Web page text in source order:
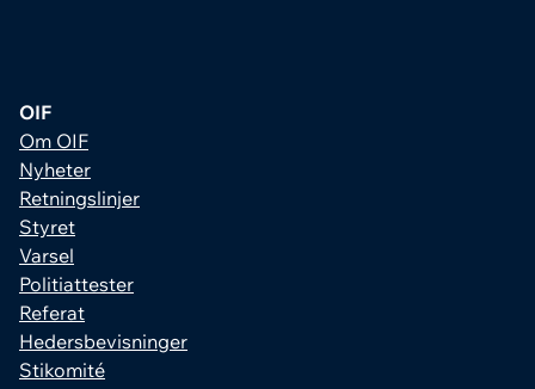
OIF
Om OIF
Nyheter
Retningslinjer
Styret
Varsel
Politiattester
Referat
Hedersbevisninger
Stikomité